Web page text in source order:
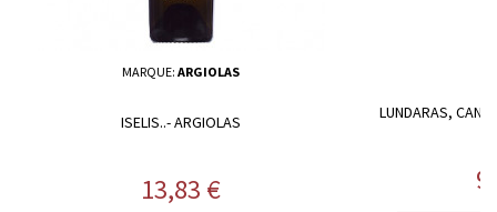
MARQUE: ARGIOLAS
ISELIS..- ARGIOLAS
Prix
13,83 €
LUNDARAS,